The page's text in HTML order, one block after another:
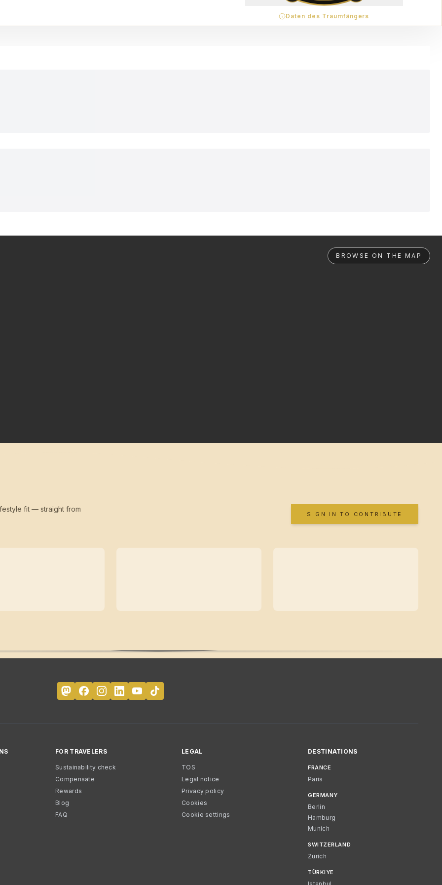
Daten des Traumfängers
BROWSE ON THE MAP
fit — straight from
SIGN IN TO CONTRIBUTE
FOR TRAVELERS
Sustainability check
Compensate
Rewards
Blog
FAQ
LEGAL
TOS
Legal notice
Privacy policy
Cookies
Cookie settings
DESTINATIONS
FRANCE
Paris
GERMANY
Berlin
Hamburg
Munich
SWITZERLAND
Zurich
TÜRKIYE